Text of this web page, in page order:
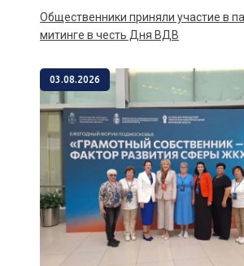
Общественники приняли участие в памятном
митинге в честь Дня ВДВ
03.08.2026